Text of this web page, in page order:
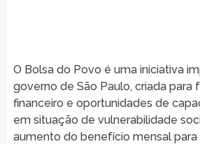
O Bolsa do Povo é uma iniciativa
governo de São Paulo, criada para
financeiro e oportunidades de
em situação de vulnerabilidade
aumento do benefício mensal para